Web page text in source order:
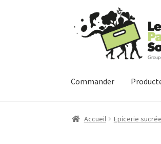
Aller
Aller
Commander
Accueil Epicerie sucrée